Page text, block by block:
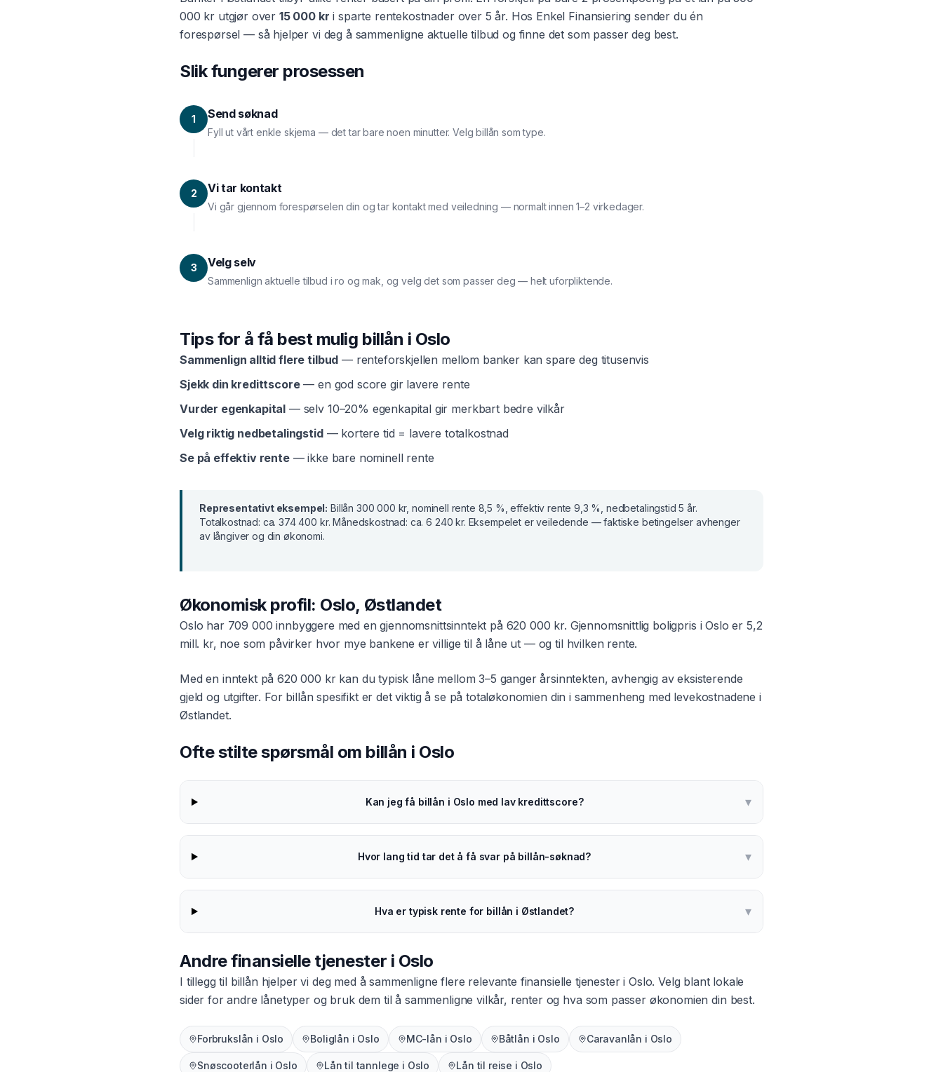
000 kr utgjør over 15 000 kr i sparte rentekostnader over 5 år. Hos Enkel Finansiering sender du én
forespørsel — så hjelper vi deg å sammenligne aktuelle tilbud og finne det som passer deg best.
Slik fungerer prosessen
1 Send søknad
Fyll ut vårt enkle skjema — det tar bare noen minutter. Velg billån som type.
2 Vi tar kontakt
Vi går gjennom forespørselen din og tar kontakt med veiledning — normalt innen 1–2 virkedager.
3 Velg selv
Sammenlign aktuelle tilbud i ro og mak, og velg det som passer deg — helt uforpliktende.
Tips for å få best mulig billån i Oslo
Sammenlign alltid flere tilbud — renteforskjellen mellom banker kan spare deg titusenvis
Sjekk din kredittscore— en god score gir lavere rente
Vurder egenkapital — selv 10–20% egenkapital gir merkbart bedre vilkår
Velg riktig nedbetalingstid— kortere tid = lavere totalkostnad
Se på effektiv rente— ikke bare nominell rente
Representativt eksempel: Billån 300 000 kr, nominell rente 8,5 % , effektiv rente9,3 % , nedbetalingstid5 år.
Totalkostnad: ca. 374 400 kr. Månedskostnad: ca. 6 240 kr. Eksempelet er veiledende — faktiske betingelser avhenger
av långiver og din økonomi.
Økonomisk profil: Oslo, Østlandet
Oslo har 709 000 innbyggere med en gjennomsnittsinntekt på 620 000 kr. Gjennomsnittlig boligpris iOslo er 5,2
mill. kr, noe som påvirker hvor mye bankene er villige til å låne ut — og til hvilken rente.
Med en inntekt på620 000 krkan du typisk låne mellom 3–5 ganger årsinntekten, avhengig av eksisterende
gjeld og utgifter. For billån spesifikt er det viktig å se på totaløkonomien din i sammenheng med levekostnadene i
Østlandet.
Ofte stilte spørsmål om billån i Oslo
Kan jeg få billån i Oslo med lav kredittscore? ▾
Hvor lang tid tar det å få svar på billån-søknad? ▾
Hva er typisk rente for billån i Østlandet? ▾
Andre finansielle tjenester i Oslo
I tillegg til billån hjelper vi deg med å sammenligne flere relevante finansielle tjenester i Oslo. Velg blant lokale
sider for andre lånetyper og bruk dem til å sammenligne vilkår, renter og hva som passer økonomien din best.
Forbrukslån i Oslo Boliglån i Oslo MC-lån i Oslo Båtlån i Oslo Caravanlån i Oslo
Snøscooterlån i Oslo Lån til tannlege i Oslo Lån til reise i Oslo